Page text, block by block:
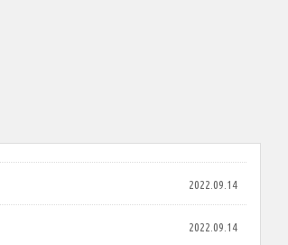
2022.09.14
2022.09.14